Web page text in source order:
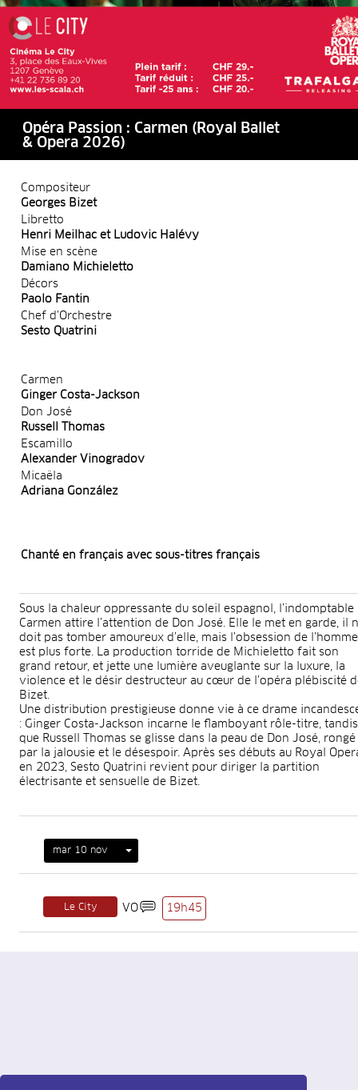
Opéra Passion : Carmen (Royal Ballet
& Opera 2026)
Compositeur
Georges Bizet
Libretto
Henri Meilhac et Ludovic Halévy
Mise en scène
Damiano Michieletto
Décors
Paolo Fantin
Chef d'Orchestre
Sesto Quatrini
Carmen
Ginger Costa-Jackson
Don José
Russell Thomas
Escamillo
Alexander Vinogradov
Micaëla
Adriana González
Chanté en français avec sous-titres français
Sous la chaleur oppressante du soleil espagnol, l’indomptable
Carmen attire l’attention de Don José. Elle le met en garde, il
doit pas tomber amoureux d’elle, mais l’obsession de l’homme
est plus forte. La production torride de Michieletto fait son
grand retour, et jette une lumière aveuglante sur la luxure, la
violence et le désir destructeur au cœur de l’opéra plébiscité
Bizet.
Une distribution prestigieuse donne vie à ce drame
: Ginger Costa-Jackson incarne le flamboyant rôle-titre, tandis
que Russell Thomas se glisse dans la peau de Don José, rongé
par la jalousie et le désespoir. Après ses débuts au Royal
en 2023, Sesto Quatrini revient pour diriger la partition
électrisante et sensuelle de Bizet.
mar 10 nov
Le City VO 19h45